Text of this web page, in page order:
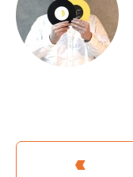
PREVIOUS ARTICLE